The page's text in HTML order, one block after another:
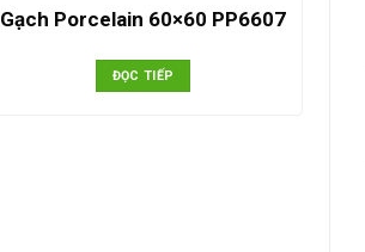
Gạch Porcelain 60×60 PP6607
ĐỌC TIẾP